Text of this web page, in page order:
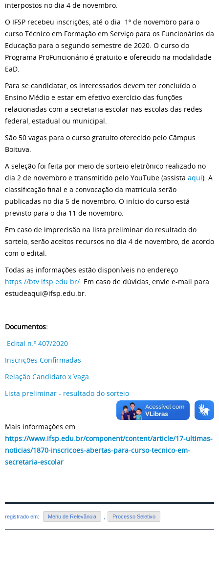
interpostos no dia 4 de novembro.
O IFSP recebeu inscrições, até o dia 1º de novembro para o
curso Técnico em Formação em Serviço para os Funcionários da
Educação para o segundo semestre de 2020. O curso do
Programa ProFuncionário é gratuito e oferecido na modalidade
EaD.
Para se candidatar, os interessados devem ter concluído o
Ensino Médio e estar em efetivo exercício das funções
relacionadas com a secretaria escolar nas escolas das redes
federal, estadual ou municipal.
São 50 vagas para o curso gratuito oferecido pelo Câmpus
Boituva.
A seleção foi feita por meio de sorteio eletrônico realizado no
dia 2 de novembro e transmitido pelo YouTube (assista aqui). A
classificação final e a convocação da matrícula serão
publicadas no dia 5 de novembro. O início do curso está
previsto para o dia 11 de novembro.
Em caso de imprecisão na lista preliminar do resultado do
sorteio, serão aceitos recursos no dia 4 de novembro, de acordo
com o edital.
Todas as informações estão disponíveis no endereço
https://btv.ifsp.edu.br/. Em caso de dúvidas, envie e-mail para
estudeaqui@ifsp.edu.br.
Documentos:
Edital n.º 407/2020
Inscrições Confirmadas
Relação Candidato x Vaga
Lista preliminar - resultado do sorteio
Mais informações em:
https://www.ifsp.edu.br/component/content/article/17-ultimas-
noticias/1870-inscricoes-abertas-para-curso-tecnico-em-
secretaria-escolar
registrado em: Menu de Relevância Processo Seletivo